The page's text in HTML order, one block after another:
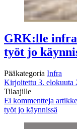
GRK:lle
työt jo
Pääkategoria Infra
Kirjoitettu 3. elokuuta
Tilaajille
Ei kommentteja
työt jo käynnissä